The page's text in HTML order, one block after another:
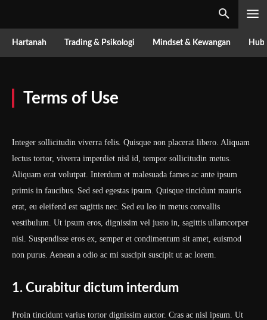
Hartanah Trading & Psikologi Mindset & Kewangan
Terms of Use
Integer sollicitudin viverra felis. Quisque non placerat libero. Aliquam
lectus tortor, viverra imperdiet nisl id, tempor sollicitudin metus.
Aliquam erat volutpat. Interdum et malesuada fames ac ante ipsum
primis in faucibus. Sed sed egestas ipsum. Quisque tincidunt mauris
erat, eu eleifend est sagittis nec. Sed eu leo in metus convallis
vestibulum. Ut ipsum eros, dignissim vel justo in, sagittis ullamcorper
nisi. Suspendisse eros ex, semper et condimentum sit amet, euismod
non purus. Aenean a odio ac mi suscipit suscipit ut ac lorem.
1. Curabitur dictum interdum
Proin tincidunt varius tortor dignissim auctor. Cras ac nisl ipsum. Ut